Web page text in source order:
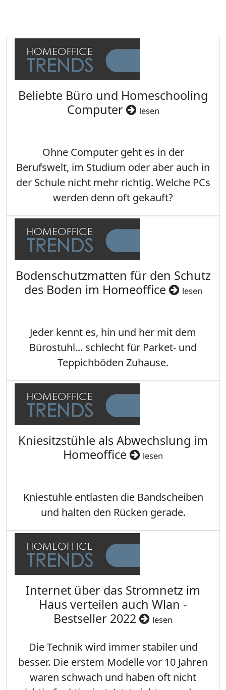
Beliebte Büro und Homeschooling
Computer
lesen
Ohne Computer geht es in der
Berufswelt, im Studium oder aber auch in
der Schule nicht mehr richtig. Welche PCs
werden denn oft gekauft?
Bodenschutzmatten für den Schutz
des Boden im Homeoffice
lesen
Jeder kennt es, hin und her mit dem
Bürostuhl... schlecht für Parket- und
Teppichböden Zuhause.
Kniesitzstühle als Abwechslung im
Homeoffice
lesen
Kniestühle entlasten die Bandscheiben
und halten den Rücken gerade.
Internet über das Stromnetz im
Haus verteilen auch Wlan -
Bestseller 2022
lesen
Die Technik wird immer stabiler und
besser. Die erstem Modelle vor 10 Jahren
waren schwach und haben oft nicht